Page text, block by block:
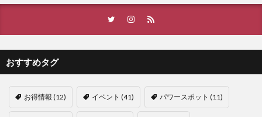
おすすめタグ
お得情報 (12) イベント (41) パワースポット (11)